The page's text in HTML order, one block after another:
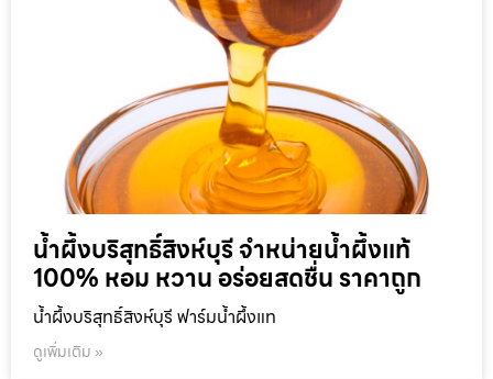
น้ำผึ้งบริสุทธิ์สิงห์บุรี จำหน่ายน้ำผึ้งแท้
100% หอม หวาน อร่อยสดชื่น ราคาถูก
น้ำผึ้งบริสุทธิ์สิงห์บุรี ฟาร์มน้ำผึ้งแท
ดูเพิ่มเติม »